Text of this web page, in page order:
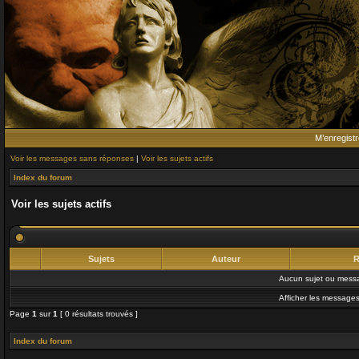
Voir les messages sans réponses | Voir les sujets actifs
Index du forum
Voir les sujets actifs
Sujets Auteur
Aucun sujet ou
Afficher les
Page 1 sur1 [ 0 résultats trouvés ]
Index du forum